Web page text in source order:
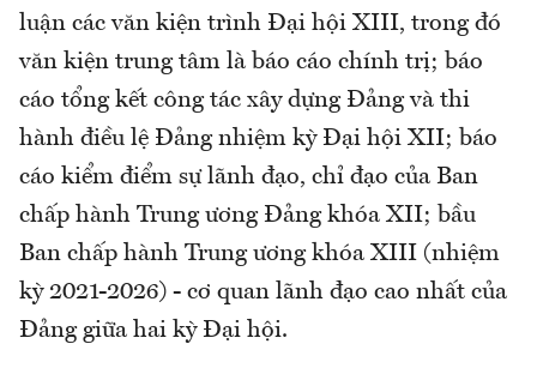
luận các văn kiện trình Đại hội XIII, trong đó
văn kiện trung tâm là báo cáo chính trị; báo
cáo tổng kết công tác xây dựng Đảng và thi
hành điều lệ Đảng nhiệm kỳ Đại hội XII; báo
cáo kiểm điểm sự lãnh đạo, chỉ đạo của Ban
chấp hành Trung ương Đảng khóa XII; bầu
Ban chấp hành Trung ương khóa XIII (nhiệm
kỳ 2021-2026) - cơ quan lãnh đạo cao nhất của
Đảng giữa hai kỳ Đại hội.